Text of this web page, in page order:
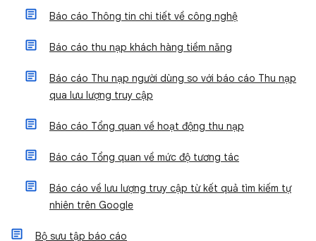
Báo cáo Thông tin chi tiết về công nghệ
Báo cáo thu nạp khách hàng tiềm năng
Báo cáo Thu nạp người dùng so với báo cáo Thu nạp
qua lưu lượng truy cập
Báo cáo Tổng quan về hoạt động thu nạp
Báo cáo Tổng quan về mức độ tương tác
Báo cáo về lưu lượng truy cập từ kết quả tìm kiếm tự
nhiên trên Google
Bộ sưu tập báo cáo